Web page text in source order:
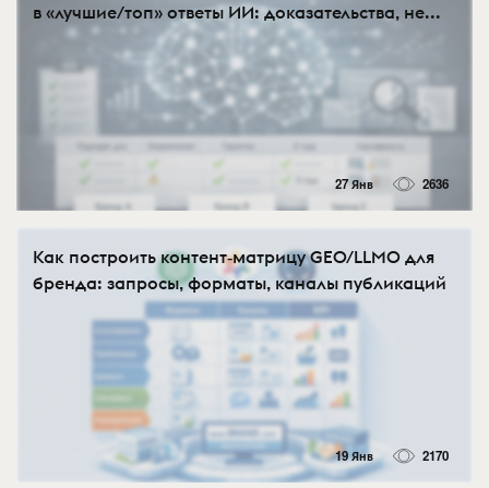
в «лучшие/топ» ответы ИИ: доказательства, не...
27 Янв 2636
Как построить контент‑матрицу GEO/LLMO для
бренда: запросы, форматы, каналы публикаций
19 Янв 2170